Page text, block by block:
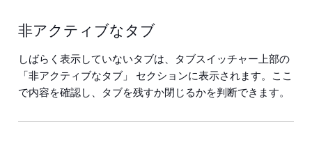
非アクティブなタブ
しばらく表示していないタブは、タブスイッチャー上部の
「非アクティブなタブ」
セクションに表示されます。ここ
で内容を確認し、タブを残すか閉じるかを判断できます。